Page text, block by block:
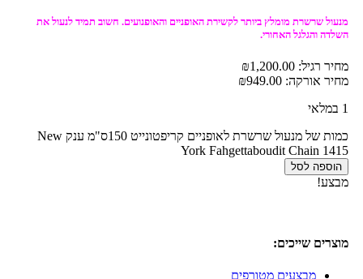
מנעול שרשרת מומלץ ביותר לקשירת האופניים והאופנועים. חשוב תמיד לנעול את
השלדה והגלגל האחורי.
מחיר רגיל: ₪1,200.00
מחיר אורקה:
₪949.00
1 במלאי
כמות של מנעול שרשרת לאופניים קריפטונייט 150ס"מ ענק New
York Fahgettaboudit Chain 1415
הוספה לסל
מבצע!
מוצרים שייכים:
מבצעים מטורפים